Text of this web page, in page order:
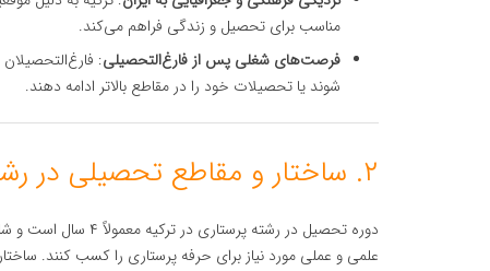
مناسب برای تحصیل و زندگی فراهم می‌کند.
فرصت‌های شغلی پس از فارغ‌التحصیلی:
شوند یا تحصیلات خود را در مقاطع بالاتر ادامه دهند.
۲. ساختار و مقاطع تحصیلی در رشته پرستاری در ترکیه
دوره تحصیل در
علمی و عملی مورد نیاز برای حرفه پرستاری را کسب کنند.